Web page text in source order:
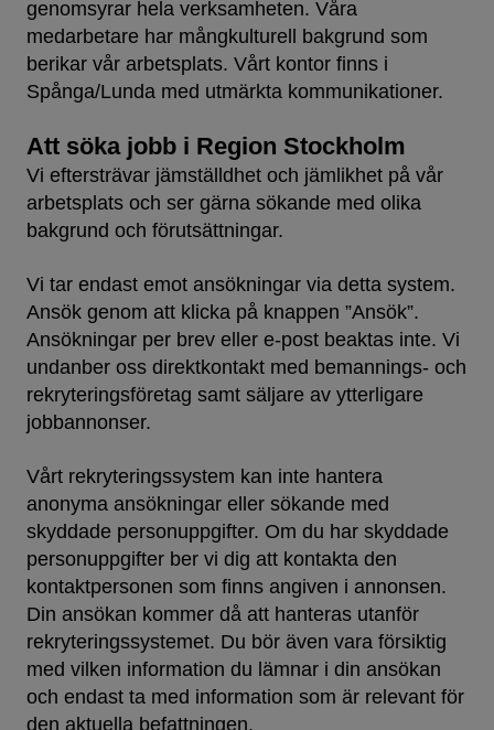
genomsyrar hela verksamheten. Våra
medarbetare har mångkulturell bakgrund som
berikar vår arbetsplats. Vårt kontor finns i
Spånga/Lunda med utmärkta kommunikationer.
Att söka jobb i Region Stockholm
Vi eftersträvar jämställdhet och jämlikhet på vår
arbetsplats och ser gärna sökande med olika
bakgrund och förutsättningar.
Vi tar endast emot ansökningar via detta system.
Ansök genom att klicka på knappen ”Ansök”.
Ansökningar per brev eller e-post beaktas inte. Vi
undanber oss direktkontakt med bemannings- och
rekryteringsföretag samt säljare av ytterligare
jobbannonser.
Vårt rekryteringssystem kan inte hantera
anonyma ansökningar eller sökande med
skyddade personuppgifter. Om du har skyddade
personuppgifter ber vi dig att kontakta den
kontaktpersonen som finns angiven i annonsen.
Din ansökan kommer då att hanteras utanför
rekryteringssystemet. Du bör även vara försiktig
med vilken information du lämnar i din ansökan
och endast ta med information som är relevant för
den aktuella befattningen.